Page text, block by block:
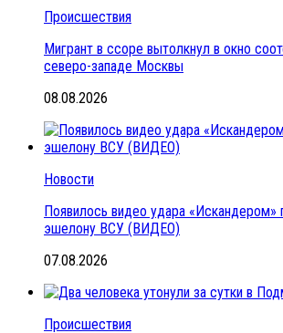
Происшествия
Мигрант в ссоре вытолкнул в окно
северо-западе Москвы
08.08.2026
Новости
Появилось видео удара «Искандером»
эшелону ВСУ (ВИДЕО)
07.08.2026
Происшествия